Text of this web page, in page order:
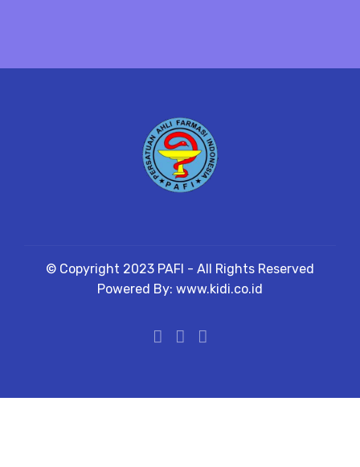
© Copyright 2023 PAFI - All Rights Reserved
Powered By: www.kidi.co.id